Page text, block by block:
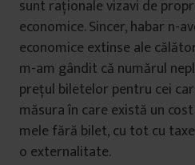
sunt raţionale vizavi de
economice. Sincer, habar n-
economice extinse ale
m-am gândit că numărul
preţul biletelor pentru cei
măsura în care există un
mele fără bilet, cu tot cu
o externalitate.